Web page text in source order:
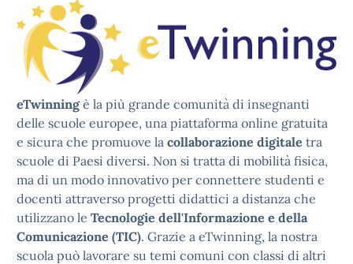
eTwinningè la più grande comunità di insegnanti
delle scuole europee, una piattaforma online gratuita
e sicura che promuove la collaborazione digitale tra
scuole di Paesi diversi. Non si tratta di mobilità fisica,
ma di un modo innovativo per connettere studenti e
docenti attraverso progetti didattici a distanza che
utilizzano le Tecnologie dell'Informazione e della
Comunicazione (TIC). Grazie a eTwinning, la nostra
scuola può lavorare su temi comuni con classi di altri